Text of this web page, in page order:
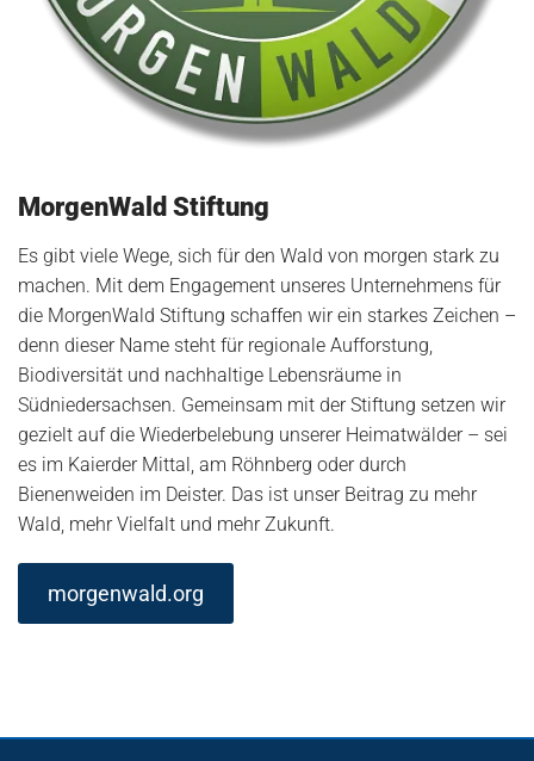
MorgenWald Stiftung
Es gibt viele Wege, sich für den Wald von morgen stark zu
machen. Mit dem Engagement unseres Unternehmens für
die MorgenWald Stiftung schaffen wir ein starkes Zeichen –
denn dieser Name steht für regionale Aufforstung,
Biodiversität und nachhaltige Lebensräume in
Südniedersachsen. Gemeinsam mit der Stiftung setzen wir
gezielt auf die Wiederbelebung unserer Heimatwälder – sei
es im Kaierder Mittal, am Röhnberg oder durch
Bienenweiden im Deister. Das ist unser Beitrag zu mehr
Wald, mehr Vielfalt und mehr Zukunft.
morgenwald.org